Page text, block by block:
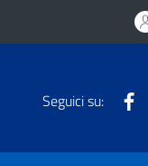
Seguici su: